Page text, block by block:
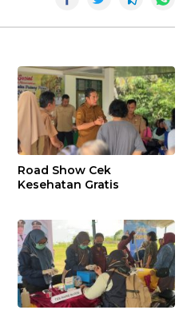
Road Show Cek
Kesehatan Gratis